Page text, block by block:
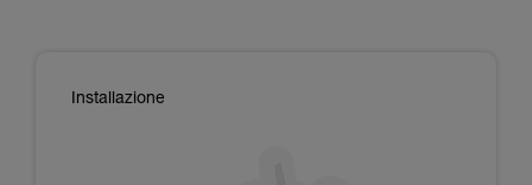
Installazione